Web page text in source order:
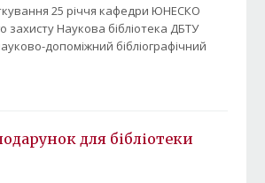
25 річчя кафедри ЮНЕСКО
захисту Наукова бібліотека ДБТУ
допоміжний бібліографічний
для бібліотеки